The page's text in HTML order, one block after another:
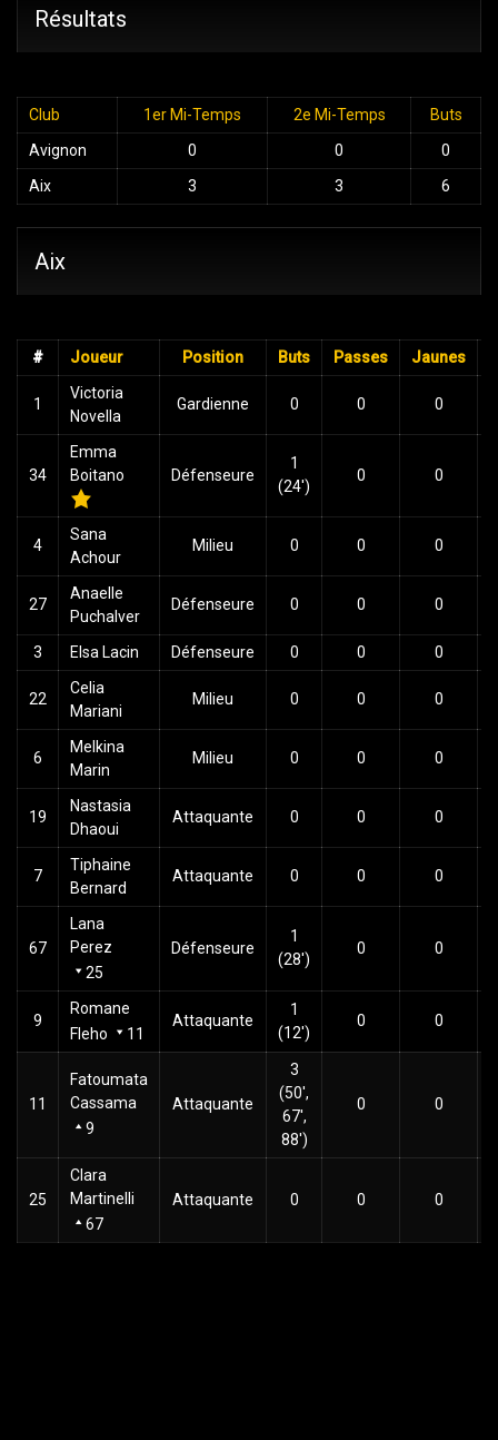
Résultats
Club 1er Mi-Temps 2e Mi-Temps
Buts
Avignon
0 0
0
Aix
3 3 6
Aix
# Joueur Position Buts Passes Jaunes
1
Victoria
Novella
Gardienne 0 0 0
34
Emma
Boitano
Défenseure
1
(24')
0 0
4
Sana
Achour
Milieu 0 0 0
27
Anaelle
Puchalver
Défenseure 0 0 0
3 Elsa Lacin Défenseure 0 0 0
22
Celia
Mariani
Milieu 0 0 0
6
Melkina
Marin
Milieu 0 0 0
19
Nastasia
Dhaoui
Attaquante 0 0 0
7
Tiphaine
Bernard
Attaquante 0 0 0
67
Lana
Perez
25
Défenseure
1
(28')
0 0
9
Romane
Fleho
11
Attaquante
1
(12')
0 0
11
Fatoumata
Cassama
9
Attaquante
3
(50',
67',
88')
0 0
25
Clara
Martinelli
67
Attaquante 0 0 0